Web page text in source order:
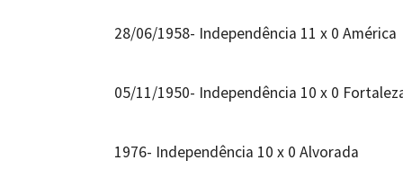
28/06/1958- Independência 11 x 0 América
05/11/1950- Independência 10 x 0
1976- Independência 10 x 0 Alvorada